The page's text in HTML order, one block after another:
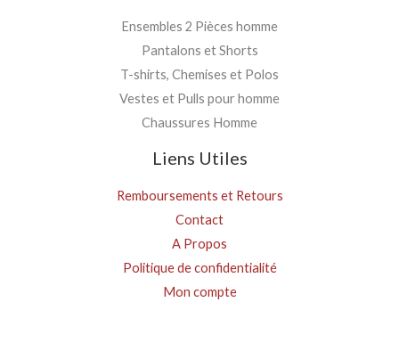
Ensembles 2 Pièces homme
Pantalons et Shorts
T-shirts, Chemises et Polos
Vestes et Pulls pour homme
Chaussures Homme
Liens Utiles
Remboursements et Retours
Contact
A Propos
Politique de confidentialité
Mon compte